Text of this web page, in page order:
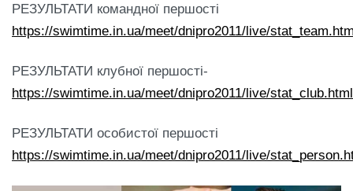
РЕЗУЛЬТАТИ командної першості
https://swimtime.in.ua/meet/dnipro2011/live/
РЕЗУЛЬТАТИ клубної першості-
https://swimtime.in.ua/meet/dnipro2011/live/stat_club.html
РЕЗУЛЬТАТИ особистої першості
https://swimtime.in.ua/meet/dnipro2011/live/